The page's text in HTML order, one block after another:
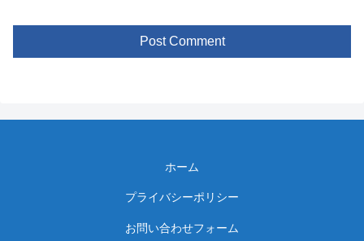
Post Comment
ホーム
プライバシーポリシー
お問い合わせフォーム